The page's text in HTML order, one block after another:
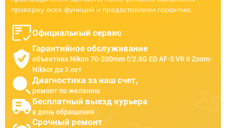
проверку всех функций и предоставляем гарантию.
Официальный сервис
Гарантийное обслуживание
объектива Nikon 70-200mm f/2.8G ED AF-S VR II Zoom-
Nikkor до 3 лет
Диагностика за наш счет,
ремонт по желанию
Бесплатный выезд курьера
в день обращения
Срочный ремонт